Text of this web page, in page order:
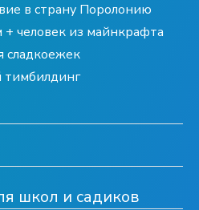
в страну Поролонию
+ человек из майнкрафта
сладкоежек
школ и садиков